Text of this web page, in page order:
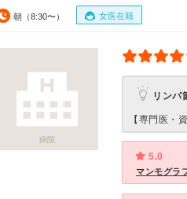
朝（8:30〜） 女医在籍
病院
リンパ
【専門医・
5.0
マンモグラ